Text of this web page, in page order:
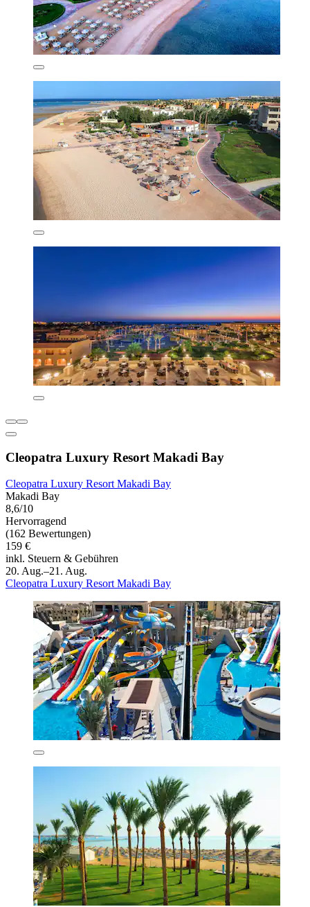
Cleopatra Luxury Resort Makadi Bay
Cleopatra Luxury Resort Makadi Bay
Makadi Bay
8,6/10
Hervorragend
(162 Bewertungen)
159 €
inkl. Steuern & Gebühren
20. Aug.–21. Aug.
Cleopatra Luxury Resort Makadi Bay